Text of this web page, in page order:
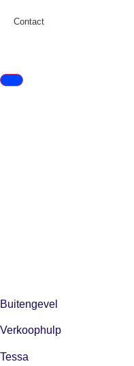
Contact
Buitengevel
Verkoophulp
Tessa